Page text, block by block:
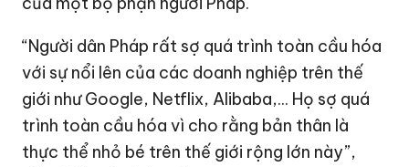
“Người dân Pháp rất sợ quá trình toàn cầu hóa
với sự nổi lên của các doanh nghiệp trên thế
giới như Google, Netflix, Alibaba,... Họ sợ quá
trình toàn cầu hóa vì cho rằng bản thân là
thực thể nhỏ bé trên thế giới rộng lớn này”,